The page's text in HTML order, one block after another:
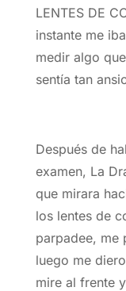
LENTES DE
instante me
medir algo
sentía tan
Después de
examen, La
que mirara
los lentes de
parpadee, me
luego me
mire al frente